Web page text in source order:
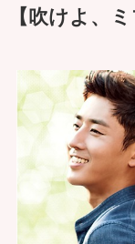
【吹けよ、